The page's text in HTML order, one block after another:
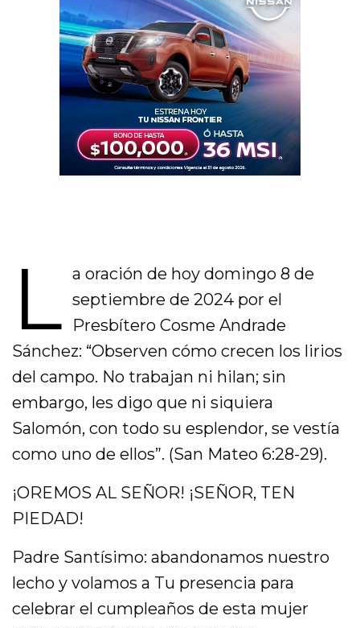
L a oración de hoy domingo 8 de
septiembre de 2024 por el
Presbítero Cosme Andrade
Sánchez: “Observen cómo crecen los lirios
del campo. No trabajan ni hilan; sin
embargo, les digo que ni siquiera
Salomón, con todo su esplendor, se vestía
como uno de ellos”. (San Mateo 6:28-29).
¡OREMOS AL SEÑOR! ¡SEÑOR, TEN
PIEDAD!
Padre Santísimo: abandonamos nuestro
lecho y volamos a Tu presencia para
celebrar el cumpleaños de esta mujer